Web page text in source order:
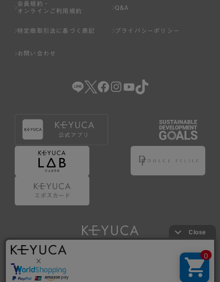
のいずれかの事由に該当する場合は、その登録を拒否し、
または事前に通知することなく一旦なされた登録を取り消
いる場合。
（5） その他、本規約または個別規定に違反した場合。
4.会員登録が取り消された場合においても、当該会員は、
弊社とのお取引等により既に発生した支払義務等の取引上
の義務および本規約上の義務の履行責任を免れないものと
します。
5.仮登録とは、ケユカが提供するアプリ等でサービスを利
用するための簡易的な会員登録（以下「仮登録」といいま
6.仮登録をすることで、第9条のポイント付与を受けるこ
とができます。
7.仮登録状態はポイントの利用は行えず、第3条1項の通り
に登録完了することでポイント利用が行えるようになりま
す。
会員規約・
オンラインご利用規約
Q&A
特定商取引法に基づく表記 プライバシーポリシー
お問い合わせ
Copyright © KAWAJUN Co., Ltd. All Rights Reserved.